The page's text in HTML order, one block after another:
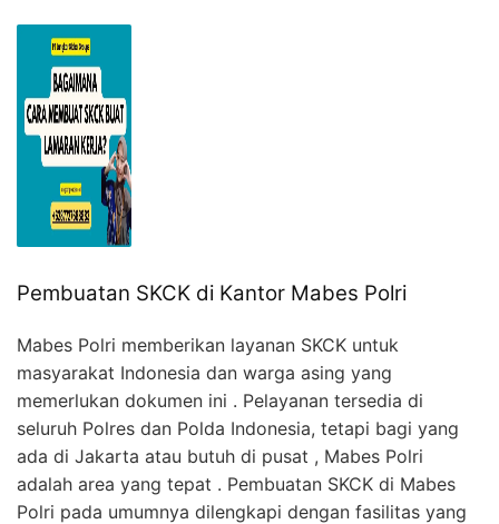
Pembuatan SKCK di Kantor Mabes Polri
Mabes Polri memberikan layanan SKCK untuk
masyarakat Indonesia dan warga asing yang
memerlukan dokumen ini . Pelayanan tersedia di
seluruh Polres dan Polda Indonesia, tetapi bagi yang
ada di Jakarta atau butuh di pusat , Mabes Polri
adalah area yang tepat . Pembuatan SKCK di Mabes
Polri pada umumnya dilengkapi dengan fasilitas yang